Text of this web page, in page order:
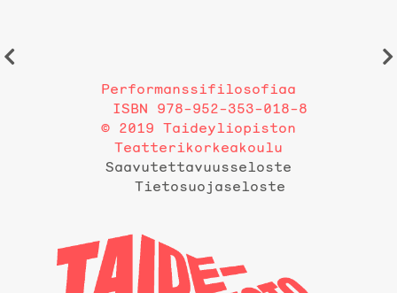
Performanssifilosofiaa
ISBN 978-952-353-018-8
© 2019 Taideyliopiston
Teatterikorkeakoulu
Saavutettavuusseloste
Tietosuojaseloste